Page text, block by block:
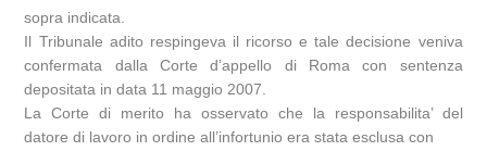
sopra indicata.
Il Tribunale adito respingeva il ricorso e tale decisione veniva
confermata dalla Corte d’appello di Roma con sentenza
depositata in data 11 maggio 2007.
La Corte di merito ha osservato che la responsabilita’ del
datore di lavoro in ordine all’infortunio era stata esclusa con